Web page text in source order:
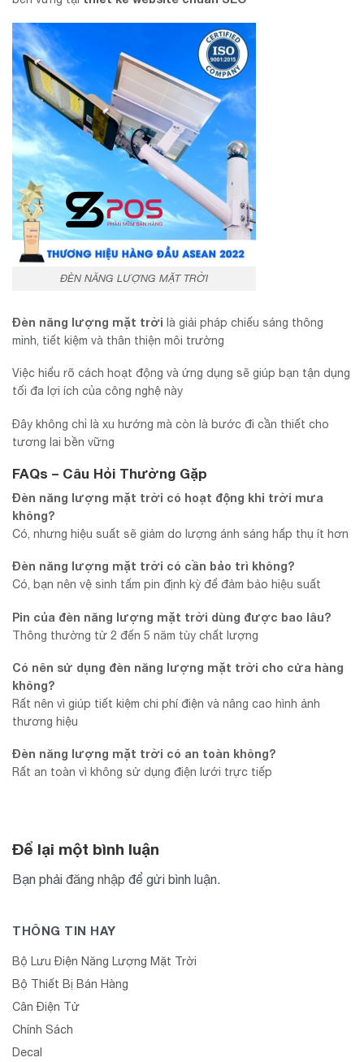
ĐÈN NĂNG LƯỢNG MẶT TRỜI
Đèn năng lượng mặt trời là giải pháp chiếu sáng thông
minh, tiết kiệm và thân thiện môi trường
Việc hiểu rõ cách hoạt động và ứng dụng sẽ giúp bạn tận dụng
tối đa lợi ích của công nghệ này
Đây không chỉ là xu hướng mà còn là bước đi cần thiết cho
tương lai bền vững
FAQs – Câu Hỏi Thường Gặp
Đèn năng lượng mặt trời có hoạt động khi trời mưa
không?
Có, nhưng hiệu suất sẽ giảm do lượng ánh sáng hấp thụ ít hơn
Đèn năng lượng mặt trời có cần bảo trì không?
Có, bạn nên vệ sinh tấm pin định kỳ để đảm bảo hiệu suất
Pin của đèn năng lượng mặt trời dùng được bao lâu?
Thông thường từ 2 đến 5 năm tùy chất lượng
Có nên sử dụng đèn năng lượng mặt trời cho cửa hàng
không?
Rất nên vì giúp tiết kiệm chi phí điện và nâng cao hình ảnh
thương hiệu
Đèn năng lượng mặt trời có an toàn không?
Rất an toàn vì không sử dụng điện lưới trực tiếp
Để lại một bình luận
Bạn phải đăng nhập để gửi bình luận.
THÔNG TIN HAY
Bộ Lưu Điện Năng Lượng Mặt Trời
Bộ Thiết Bị Bán Hàng
Cân Điện Tử
Chính Sách
Decal